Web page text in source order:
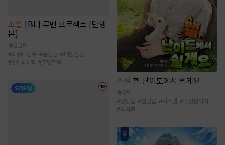
소설 [BL] 루멘 프로젝트 [단행
본]
2.2만
#외유내강수 #순정공 #대형견공
#3인칭시점 #존댓말공
소설 헬 난이도에서 쉴게요
5만
#성장물 #힐링물 #시스템 #퓨전판타지
#영지물